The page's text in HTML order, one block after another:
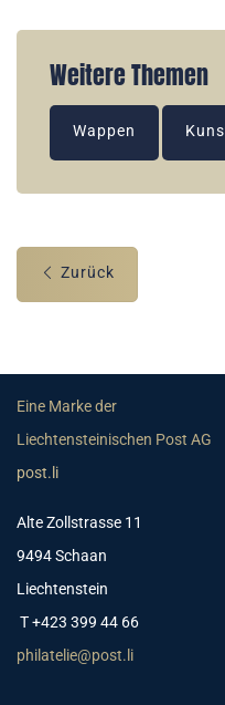
Weitere Themen
Wappen
Zurück
Eine Marke der
Liechtensteinischen Post AG
post.li
Alte Zollstrasse 11
9494 Schaan
Liechtenstein
T +423 399 44 66
philatelie@post.li